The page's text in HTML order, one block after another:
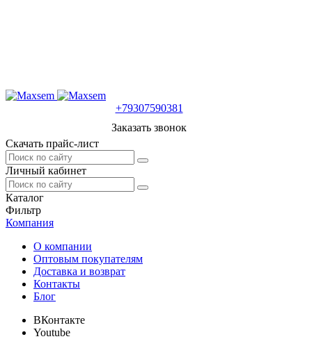
+79307590381
Заказать звонок
Скачать прайс-лист
Личный кабинет
Каталог
Фильтр
Компания
О компании
Оптовым покупателям
Доставка и возврат
Контакты
Блог
ВКонтакте
Youtube